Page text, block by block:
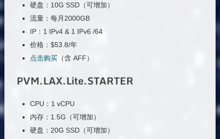
硬盘：10G SSD（可增加）
流量：每月2000GB
IP：1 IPv4 & 1 IPv6 /64
价格：$53.8/年
点击购买（含 AFF）
PVM.LAX.Lite.STARTER
CPU：1 vCPU
内存：1.5G（可增加）
硬盘：20G SSD（可增加）